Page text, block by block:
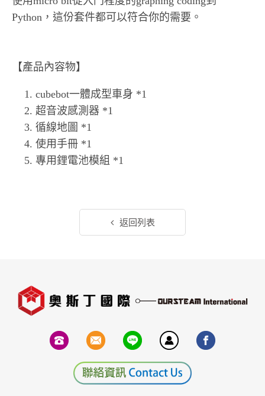
Python，這份套件都可以符合你的需要。
【產品內容物】
cubebot一體成型車身 *1
超音波感測器 *1
循線地圖 *1
使用手冊 *1
專用鋰電池模組 *1
返回列表